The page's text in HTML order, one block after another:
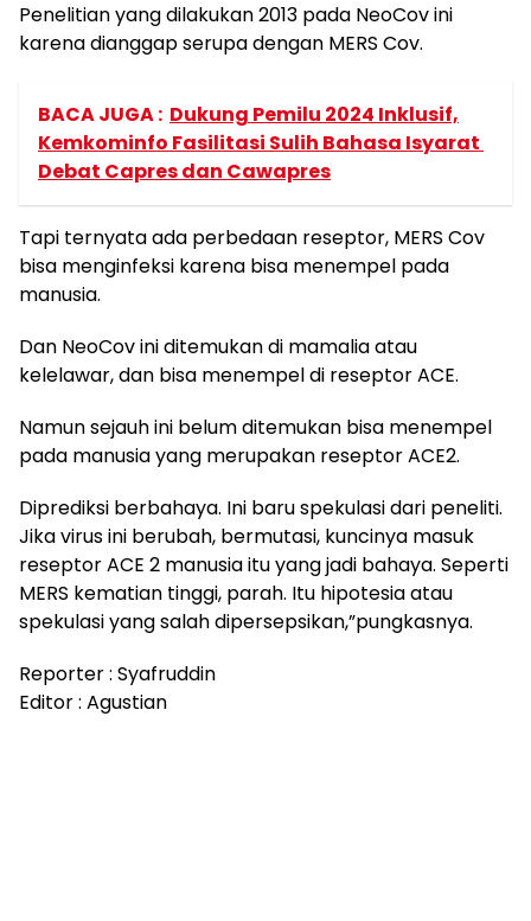
Penelitian yang dilakukan 2013 pada NeoCov ini
karena dianggap serupa dengan MERS Cov.
BACA JUGA : Dukung Pemilu 2024 Inklusif,
Kemkominfo Fasilitasi Sulih Bahasa Isyarat
Debat Capres dan Cawapres
Tapi ternyata ada perbedaan reseptor, MERS Cov
bisa menginfeksi karena bisa menempel pada
manusia.
Dan NeoCov ini ditemukan di mamalia atau
kelelawar, dan bisa menempel di reseptor ACE.
Namun sejauh ini belum ditemukan bisa menempel
pada manusia yang merupakan reseptor ACE2.
Diprediksi berbahaya. Ini baru spekulasi dari peneliti.
Jika virus ini berubah, bermutasi, kuncinya masuk
reseptor ACE 2 manusia itu yang jadi bahaya. Seperti
MERS kematian tinggi, parah. Itu hipotesia atau
spekulasi yang salah dipersepsikan,”pungkasnya.
Reporter : Syafruddin
Editor : Agustian